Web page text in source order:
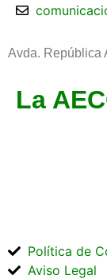
Avda. República
La
Política de
Aviso Legal